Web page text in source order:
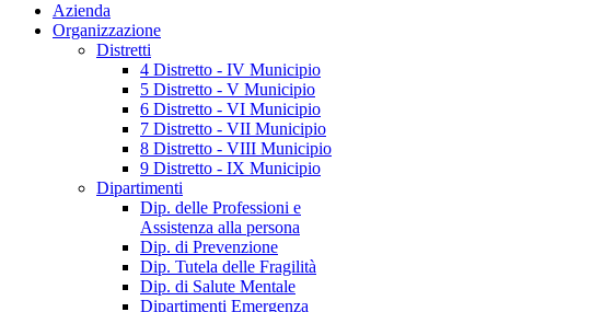
Azienda
Organizzazione
Distretti
4 Distretto - IV Municipio
5 Distretto - V Municipio
6 Distretto - VI Municipio
7 Distretto - VII Municipio
8 Distretto - VIII Municipio
9 Distretto - IX Municipio
Dipartimenti
Dip. delle Professioni e
Assistenza alla persona
Dip. di Prevenzione
Dip. Tutela delle Fragilità
Dip. di Salute Mentale
Dipartimenti Emergenza